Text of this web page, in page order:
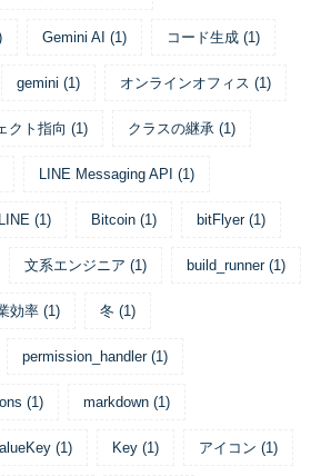
Gemini AI (1) コード生成 (1)
gemini (1) オンラインオフィス (1)
クト指向 (1) クラスの継承 (1)
LINE Messaging API (1)
LINE (1) Bitcoin (1) bitFlyer (1)
文系エンジニア (1) build_runner (1)
効率 (1) 冬 (1)
permission_handler (1)
(1) markdown (1)
(1) Key (1) アイコン (1)